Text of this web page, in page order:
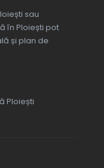
sau
în Ploiești pot
și plan de
Ploiești